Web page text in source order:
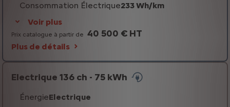
Consommation Électrique233 Wh/km
Voir plus
Prix catalogue à partir de 40 500 € HT
Plus de détails
Electrique 136 ch - 75 kWh
ÉnergieElectrique